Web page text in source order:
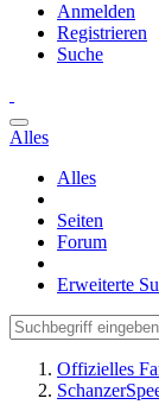
Anmelden
Registrieren
Suche
Alles
Alles
Seiten
Forum
Erweiterte
Offizielles